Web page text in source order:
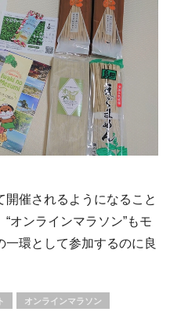
催されるようになること
オンラインマラソン”もモ
環として参加するのに良
オンラインマラソン